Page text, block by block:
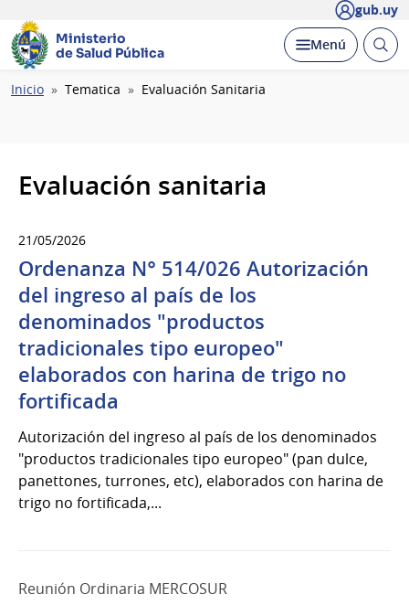
gub.uy
Ministerio
de Salud Pública
Desplegar
Menú Abrir
Ruta
Inicio Tematica Evaluación Sanitaria
Evaluación sanitaria
21/05/2026
Ordenanza N° 514/026 Autorización
del ingreso al país de los
denominados "productos
tradicionales tipo europeo"
elaborados con harina de trigo no
fortificada
Autorización del ingreso al país de los denominados
"productos tradicionales tipo europeo" (pan dulce,
panettones, turrones, etc), elaborados con harina de
trigo no fortificada,...
Reunión Ordinaria MERCOSUR